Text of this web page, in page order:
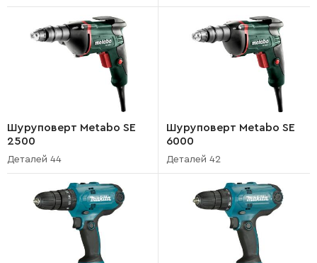
Шуруповерт Metabo SE
2500
Деталей 44
Шуруповерт Metabo SE
6000
Деталей 42